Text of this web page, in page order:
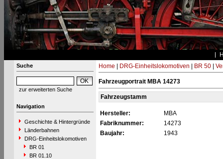
Suche
zur erweiterten Suche
Navigation
Geschichte & Hintergründe
Länderbahnen
DRG-Einheitslokomotiven
BR 01
BR 01.10
Home DRG-Einheitslokomotiven BR 50|
Fahrzeugportrait MBA 14273
Fahrzeugstamm
Hersteller:
MBA
Fabriknummer:
14273
Baujahr:
1943